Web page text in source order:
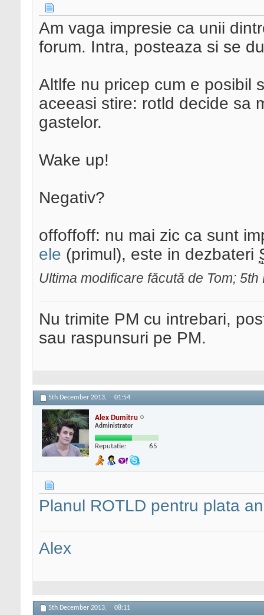
Am vaga impresie ca unii
forum. Intra, posteaza si se
Altlfe nu pricep cum e posibil
aceeasi stire: rotld decide sa
gastelor.
Wake up!
Negativ?
offoffoff: nu mai zic ca sunt
ele (primul), este in dezbateri
Ultima modificare făcută de Tom;
Nu trimite PM cu intrebari,
sau raspunsuri pe PM.
5th December 2013, 01:54
Alex Dumitru
Administrator
Reputatie: 65
Planul ROTLD pentru plata
Alex
5th December 2013, 08:11